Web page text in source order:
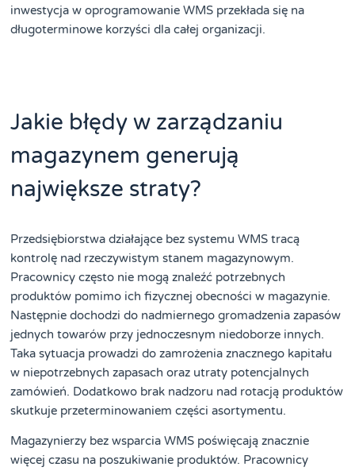
inwestycja w oprogramowanie WMS przekłada się na
długoterminowe korzyści dla całej organizacji.
Jakie błędy w zarządzaniu
magazynem generują
największe straty?
Przedsiębiorstwa działające bez systemu WMS tracą
kontrolę nad rzeczywistym stanem magazynowym.
Pracownicy często nie mogą znaleźć potrzebnych
produktów pomimo ich fizycznej obecności w magazynie.
Następnie dochodzi do nadmiernego gromadzenia zapasów
jednych towarów przy jednoczesnym niedoborze innych.
Taka sytuacja prowadzi do zamrożenia znacznego kapitału
w niepotrzebnych zapasach oraz utraty potencjalnych
zamówień. Dodatkowo brak nadzoru nad rotacją produktów
skutkuje przeterminowaniem części asortymentu.
Magazynierzy bez wsparcia WMS poświęcają znacznie
więcej czasu na poszukiwanie produktów. Pracownicy